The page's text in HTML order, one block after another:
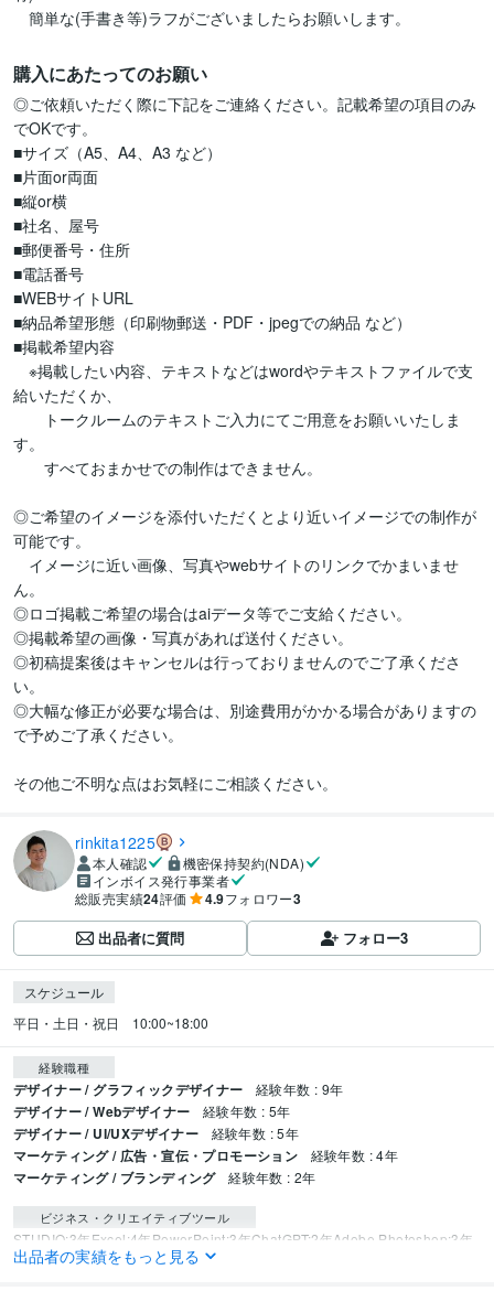
簡単な(手書き等)ラフがございましたらお願いします。
購入にあたってのお願い
◎ご依頼いただく際に下記をご連絡ください。記載希望の項目のみ
でOKです。
■サイズ（A5、A4、A3 など）
■片面or両面
■縦or横
■社名、屋号
■郵便番号・住所
■電話番号
■WEBサイトURL
■納品希望形態（印刷物郵送・PDF・jpegでの納品 など）
■掲載希望内容
※掲載したい内容、テキストなどはwordやテキストファイルで支
給いただくか、
トークルームのテキストご入力にてご用意をお願いいたしま
す。
すべておまかせでの制作はできません。
◎ご希望のイメージを添付いただくとより近いイメージでの制作が
可能です。
イメージに近い画像、写真やwebサイトのリンクでかまいませ
ん。
◎ロゴ掲載ご希望の場合はaiデータ等でご支給ください。
◎掲載希望の画像・写真があれば送付ください。
◎初稿提案後はキャンセルは行っておりませんのでご了承くださ
い。
◎大幅な修正が必要な場合は、別途費用がかかる場合がありますの
で予めご了承ください。
その他ご不明な点はお気軽にご相談ください。
rinkita1225
本人確認
機密保持契約(NDA)
インボイス発行事業者
総販売実績24評価 4.9フォロワー3
出品者に質問 フォロー3
スケジュール
平日・土日・祝日　10:00~18:00
経験職種
デザイナー / グラフィックデザイナー 経験年数 : 9年
デザイナー / Webデザイナー 経験年数 : 5年
デザイナー / UI/UXデザイナー 経験年数 : 5年
マーケティング / 広告・宣伝・プロモーション 経験年数 : 4年
マーケティング / ブランディング 経験年数 : 2年
ビジネス・クリエイティブツール
STUDIO:3年Excel:4年PowerPoint:3年ChatGPT:2年Adobe Photoshop:3年
Adobe Illustrator:3年Figma:2年Adobe XD:3年
出品者の実績をもっと見る